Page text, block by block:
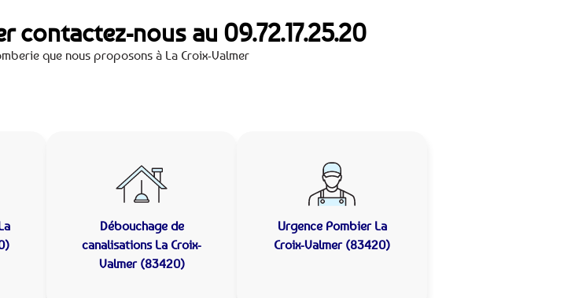
contactez-nous au 09.72.17.25.20
que nous proposons à La Croix-Valmer
Débouchage de
canalisations La Croix-
Valmer (83420)
Urgence Pombier La
Croix-Valmer (83420)